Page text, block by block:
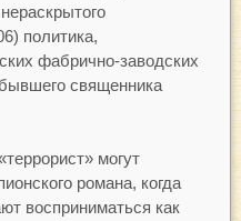
политика,
фабрично-заводских
священника
могут
романа, когда
восприниматься как